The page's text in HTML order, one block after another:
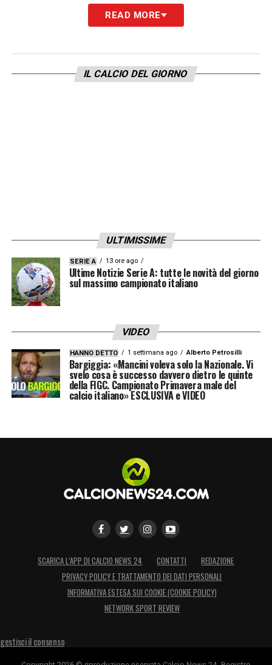
LA PLAYLIST DELLE NOSTRE TOP NEWS
READ MORE
IL CALCIO DEL GIORNO
ULTIMISSIME
SERIE A 13 ore ago
Ultime Notizie Serie A: tutte le novità del giorno
sul massimo campionato italiano
VIDEO
HANNO DETTO 1 settimana ago Alberto Petrosilli
Bargiggia: «Mancini voleva solo la Nazionale. Vi
svelo cosa è successo davvero dietro le quinte
della FIGC. Campionato Primavera male del
calcio italiano» ESCLUSIVA e VIDEO
SCARICA L’APP DI CALCIO NEWS 24 CONTATTI
REDAZIONE
PRIVACY POLICY E TRATTAMENTO DEI DATI PERSONALI
INFORMATIVA ESTESA SUI COOKIE (COOKIE POLICY)
NETWORK SPORT REVIEW
gestisci il consenso